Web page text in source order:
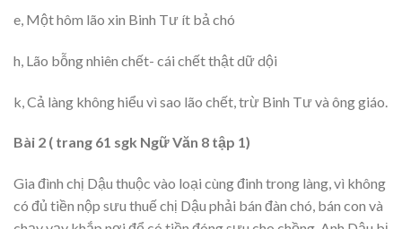
e, Một hôm lão xin Binh Tư ít bả chó
h, Lão bỗng nhiên chết- cái chết thật dữ dội
k, Cả làng không hiểu vì sao lão chết, trừ Binh Tư và ông giáo.
Bài 2 ( trang 61 sgk Ngữ Văn 8 tập 1)
Gia đình chị Dậu thuộc vào loại cùng đinh trong làng, vì không
có đủ tiền nộp sưu thuế chị Dậu phải bán đàn chó, bán con và